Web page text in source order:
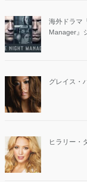
海外ドラマ
Manager』
グレイス・
ヒラリー・